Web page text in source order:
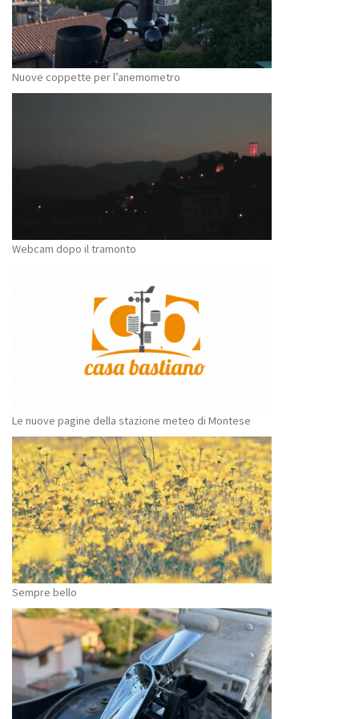
Nuove coppette per l’anemometro
Webcam dopo il tramonto
Le nuove pagine della stazione meteo di Montese
Sempre bello